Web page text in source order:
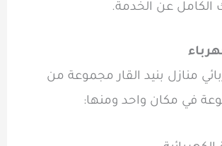
الكامل عن الخدمة.
منازل بنيد القار مجموعة من
في مكان واحد ومنها: